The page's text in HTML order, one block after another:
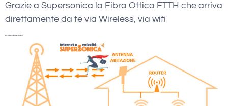
Grazie a Supersonica la Fibra Ottica FTTH che arriva
direttamente da te via Wireless, via wifi